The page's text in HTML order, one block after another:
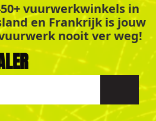
vuurwerkwinkels in
en Frankrijk is jouw
nooit ver weg!